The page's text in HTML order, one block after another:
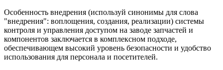
Особенность внедрения (используй синонимы для слова
"внедрения": воплощения, создания, реализации) системы
контроля и управления доступом на заводе запчастей и
компонентов заключается в комплексном подходе,
обеспечивающем высокий уровень безопасности и удобство
использования для персонала и посетителей.